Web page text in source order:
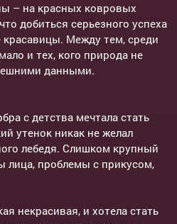
– на красных ковровых
добиться серьезного успеха
красавицы. Между тем, среди
и тех, кого природа не
данными.
с детства мечтала стать
утенок никак не желал
лебедя. Слишком крупный
лица, проблемы с прикусом,
некрасивая, и хотела стать